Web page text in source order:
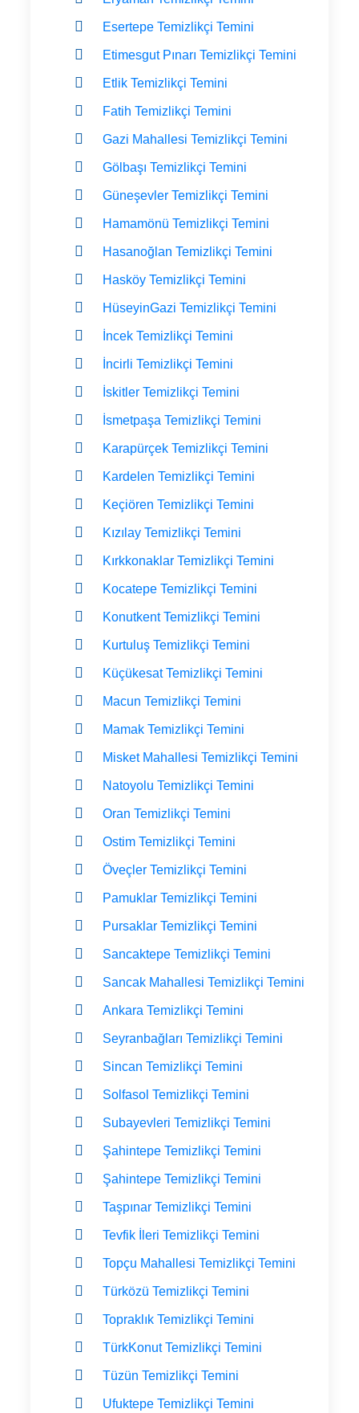
Esertepe Temizlikçi Temini
Etimesgut Pınarı Temizlikçi Temini
Etlik Temizlikçi Temini
Fatih Temizlikçi Temini
Gazi Mahallesi Temizlikçi Temini
Gölbaşı Temizlikçi Temini
Güneşevler Temizlikçi Temini
Hamamönü Temizlikçi Temini
Hasanoğlan Temizlikçi Temini
Hasköy Temizlikçi Temini
HüseyinGazi Temizlikçi Temini
İncek Temizlikçi Temini
İncirli Temizlikçi Temini
İskitler Temizlikçi Temini
İsmetpaşa Temizlikçi Temini
Karapürçek Temizlikçi Temini
Kardelen Temizlikçi Temini
Keçiören Temizlikçi Temini
Kızılay Temizlikçi Temini
Kırkkonaklar Temizlikçi Temini
Kocatepe Temizlikçi Temini
Konutkent Temizlikçi Temini
Kurtuluş Temizlikçi Temini
Küçükesat Temizlikçi Temini
Macun Temizlikçi Temini
Mamak Temizlikçi Temini
Misket Mahallesi Temizlikçi Temini
Natoyolu Temizlikçi Temini
Oran Temizlikçi Temini
Ostim Temizlikçi Temini
Öveçler Temizlikçi Temini
Pamuklar Temizlikçi Temini
Pursaklar Temizlikçi Temini
Sancaktepe Temizlikçi Temini
Sancak Mahallesi Temizlikçi Temini
Ankara Temizlikçi Temini
Seyranbağları Temizlikçi Temini
Sincan Temizlikçi Temini
Solfasol Temizlikçi Temini
Subayevleri Temizlikçi Temini
Şahintepe Temizlikçi Temini
Şahintepe Temizlikçi Temini
Taşpınar Temizlikçi Temini
Tevfik İleri Temizlikçi Temini
Topçu Mahallesi Temizlikçi Temini
Türközü Temizlikçi Temini
Topraklık Temizlikçi Temini
TürkKonut Temizlikçi Temini
Tüzün Temizlikçi Temini
Ufuktepe Temizlikçi Temini